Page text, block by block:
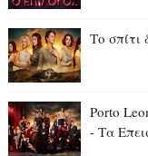
Το σπίτι
Porto
- Τα